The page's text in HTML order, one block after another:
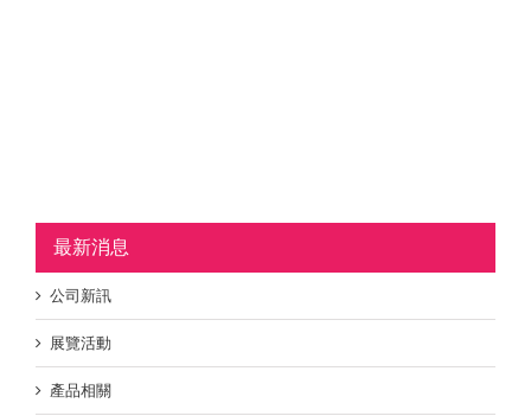
最新消息
公司新訊
展覽活動
產品相關